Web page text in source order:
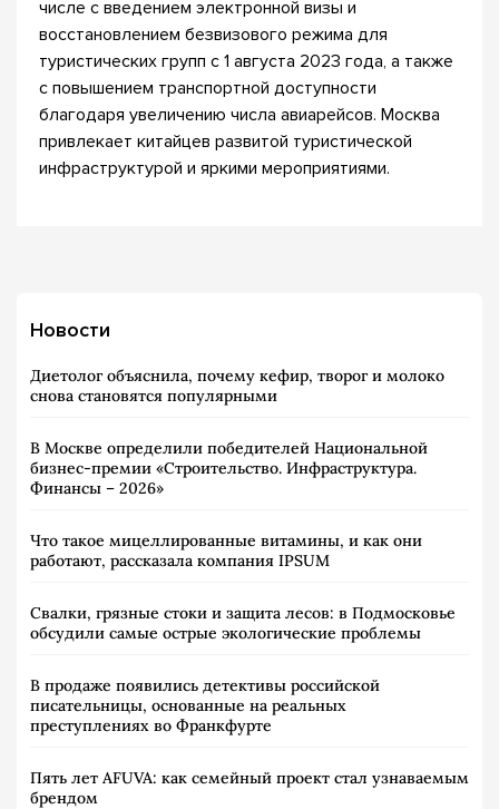
числе с введением электронной визы и
восстановлением безвизового режима для
туристических групп с 1 августа 2023 года, а также
с повышением транспортной доступности
благодаря увеличению числа авиарейсов. Москва
привлекает китайцев развитой туристической
инфраструктурой и яркими мероприятиями.
Новости
Диетолог объяснила, почему кефир, творог и молоко
снова становятся популярными
В Москве определили победителей Национальной
бизнес-премии «Строительство. Инфраструктура.
Финансы – 2026»
Что такое мицеллированные витамины, и как они
работают, рассказала компания IPSUM
Свалки, грязные стоки и защита лесов: в Подмосковье
обсудили самые острые экологические проблемы
В продаже появились детективы российской
писательницы, основанные на реальных
преступлениях во Франкфурте
Пять лет AFUVA: как семейный проект стал узнаваемым
брендом